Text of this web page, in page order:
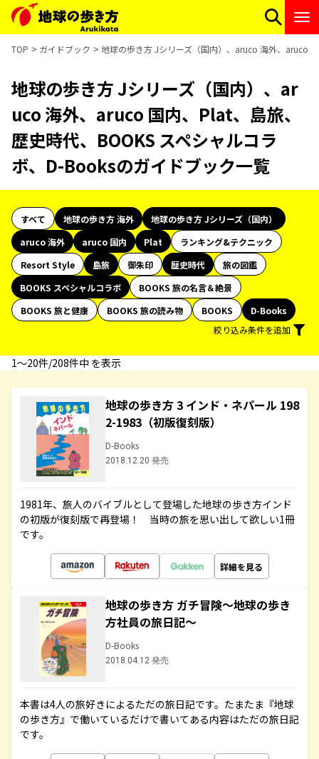
TOP ガイドブック 地球の歩き方 Jシリーズ（国内）、aruco 海外、aruco
地球の歩き方 Jシリーズ（国内）、ar
uco 海外、aruco 国内、Plat、島旅、
歴史時代、BOOKS スペシャルコラ
ボ、D-Booksのガイドブック一覧
すべて 地球の歩き方 海外
地球の歩き方 Jシリーズ（国内）
aruco 海外
aruco 国内 Plat
ランキング&テクニック
Resort Style
島旅 御朱印 歴史時代
旅の図鑑
BOOKS スペシャルコラボ
BOOKS 旅の名言＆絶景
BOOKS 旅と健康
BOOKS 旅の読み物 BOOKS
D-Books
絞り込み条件を追加
1〜20件/208件中 を表示
地球の歩き方 3 インド・ネパール 198
2-1983（初版復刻版）
D-Books
2018.12.20 発売
1981年、旅人のバイブルとして登場した地球の歩き方インド
の初版が復刻版で再登場！ 当時の旅を思い出して欲しい1冊
です。
詳細を見る
地球の歩き方 ガチ冒険～地球の歩き
方社員の旅日記～
D-Books
2018.04.12 発売
本書は4人の旅好きによるただの旅日記です。たまたま『地球
の歩き方』で働いているだけで書いてある内容はただの旅日記
です。